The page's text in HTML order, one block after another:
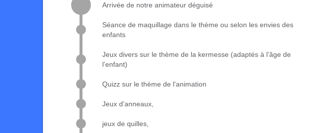
Arrivée de notre animateur déguisé
Séance de maquillage dans le thème ou selon les envies des
enfants
Jeux divers sur le thème de la kermesse (adaptés à l’âge de
l’enfant)
Quizz sur le thème de l'animation
Jeux d'anneaux,
jeux de quilles,